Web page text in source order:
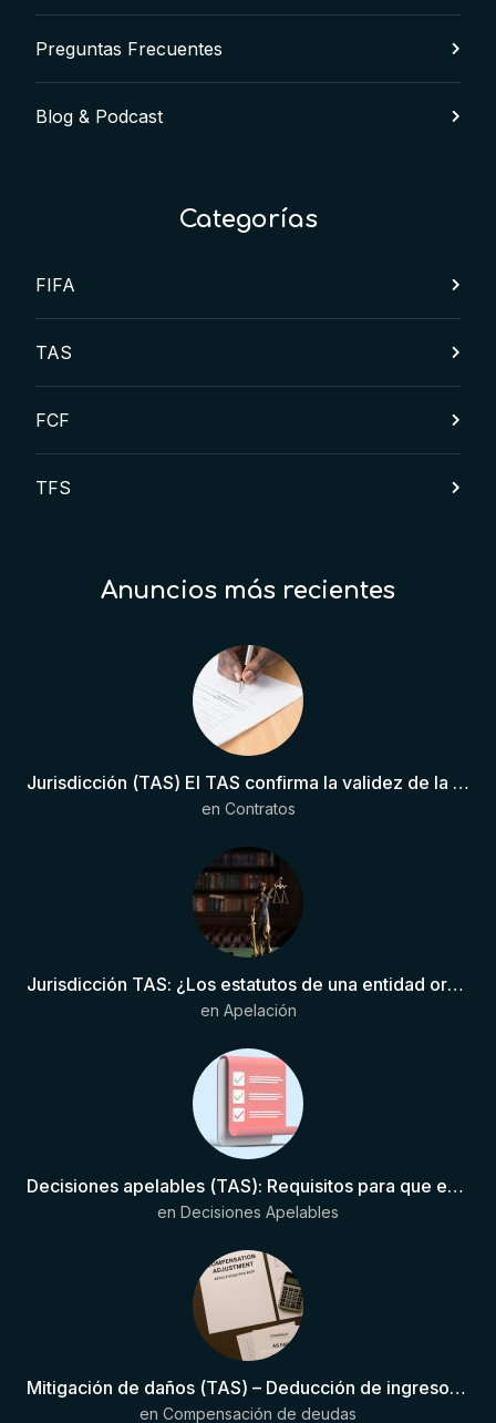
Preguntas Frecuentes
Blog & Podcast
Categorías
FIFA
TAS
FCF
TFS
Anuncios más recientes
Jurisdicción (TAS) El TAS confirma la validez de la cláusula de sumisión jurisdiccional en el contrato del futbolista.
en Contratos
Jurisdicción TAS: ¿Los estatutos de una entidad organizadora de una liga de fútbol pueden otorgar competencia de forma directa al TAS?
en Apelación
Decisiones apelables (TAS): Requisitos para que exista una decisión
en Decisiones Apelables
Mitigación de daños (TAS) – Deducción de ingresos comprobados según el artículo 6(2)(b) del Anexo 2 RSTP FIFA
en Compensación de deudas